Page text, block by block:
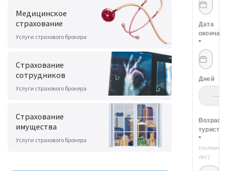
Медицинское
страхование
Услуги страхового брокера
Страхование
сотрудников
Услуги страхового брокера
Страхование
имущества
Услуги страхового брокера